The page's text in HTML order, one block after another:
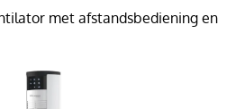
met afstandsbediening en